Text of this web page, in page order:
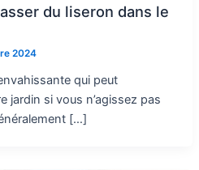
du liseron dans le
2024
qui peut
jardin si vous n’agissez pas
[…]